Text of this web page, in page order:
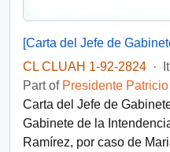
CL CLUAH 1-92-2824 ·
Part of Presidente
Carta del Jefe de
Gabinete de la
Ramírez, por caso de